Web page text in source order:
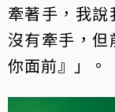
牽著手，我
沒有牽手，但
你面前』」。